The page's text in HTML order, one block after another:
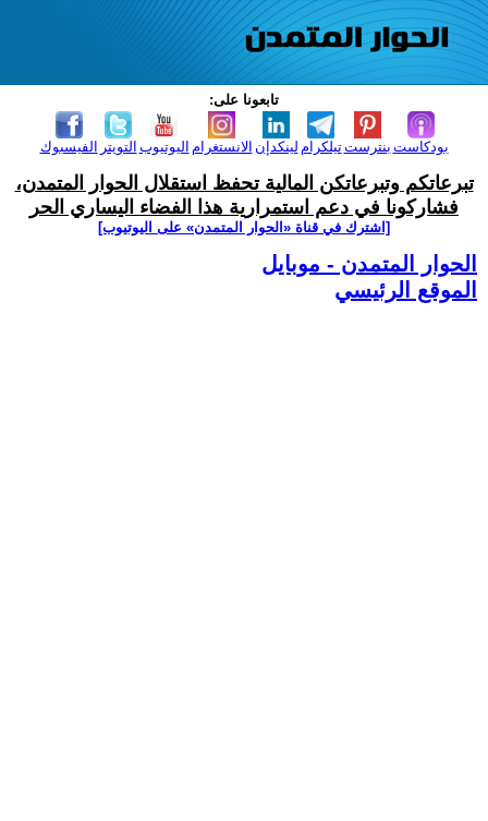
تابعونا على:
الفيسبوك التويتر اليوتيوب الانستغرام لينكدإن تيلكرامبنترست بودكاست
تبرعاتكم وتبرعاتكن المالية تحفظ استقلال الحوار المتمدن،
فشاركونا في دعم استمرارية هذا الفضاء اليساري الحر
[اشترك في قناة ‫«الحوار المتمدن» على اليوتيوب]
الحوار المتمدن - موبايل
الموقع الرئيسي